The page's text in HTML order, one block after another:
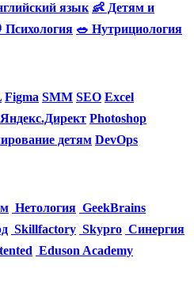
язык 👶 Детям и
Психология 🥗 Нутрициология
Figma SMM SEO Excel
Яндекс.Директ Photoshop
детям DevOps
Нетология GeekBrains
Skillfactory Skypro Синергия
Eduson Academy